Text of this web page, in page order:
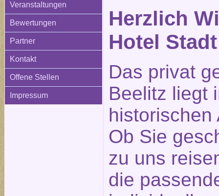
Veranstaltungen
Bewertungen
Partner
Kontakt
Offene Stellen
Impressum
Herzlich
Hotel
Das privat
Beelitz liegt
historischen
Ob Sie
zu uns
die